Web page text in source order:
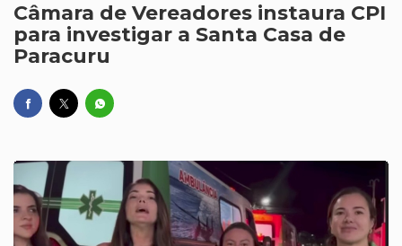
Câmara de Vereadores instaura CPI
para investigar a Santa Casa de
Paracuru